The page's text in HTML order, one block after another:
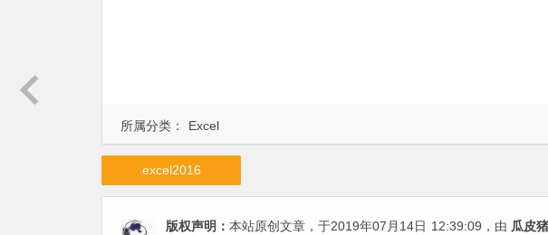
所属分类： Excel
excel2016
版权声明： 本站原创文章，于2019年07月14日 12:39:09 ，由 瓜皮猪